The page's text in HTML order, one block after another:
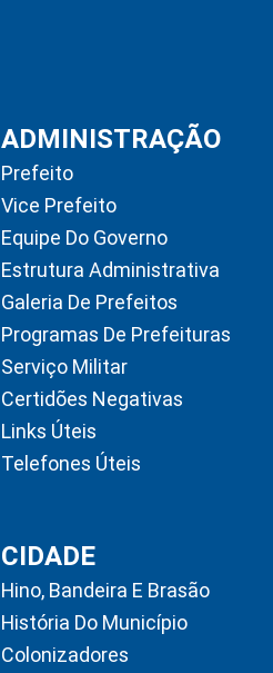
ADMINISTRAÇÃO
Prefeito
Vice Prefeito
Equipe Do Governo
Estrutura Administrativa
Galeria De Prefeitos
Programas De Prefeituras
Serviço Militar
Certidões Negativas
Links Úteis
Telefones Úteis
CIDADE
Hino, Bandeira E Brasão
História Do Município
Colonizadores